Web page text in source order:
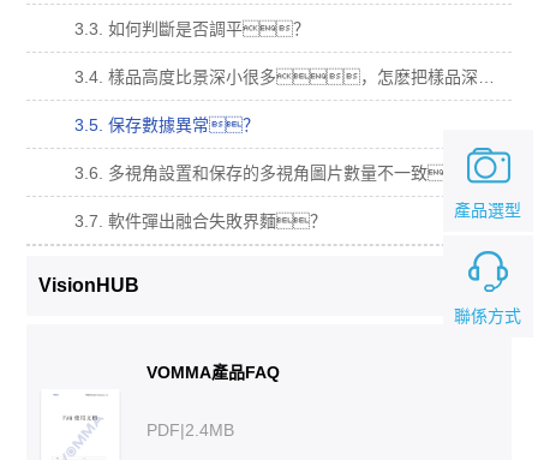
3.3. 如何判斷是否調平？
3.4. 樣品高度比景深小很多，怎麽把樣品深度圖顏色更加明顯？
3.5. 保存數據異常？
3.6. 多視角設置和保存的多視角圖片數量不一致？
3.7. 軟件彈出融合失敗界麵？
VisionHUB
VOMMA產品FAQ
PDF|2.4MB
聯係方式
產品選型